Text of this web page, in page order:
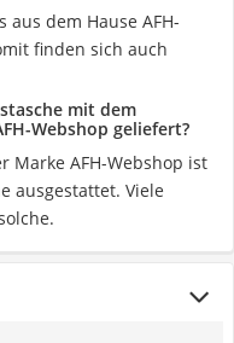
aus dem Hause AFH-
finden sich auch
mit dem
Webshop geliefert?
Marke AFH-Webshop ist
ausgestattet. Viele